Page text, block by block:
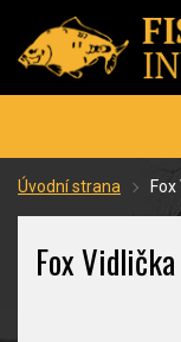
Úvodní strana
Fox